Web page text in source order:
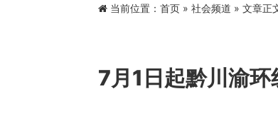
当前位置： 首页 » 社会频道 » 文章正
7月1日起黔川渝